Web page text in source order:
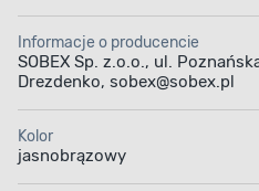
Informacje o producencie
SOBEX Sp. z.o.o., ul.
Drezdenko, sobex@sobex.pl
Kolor
jasnobrązowy